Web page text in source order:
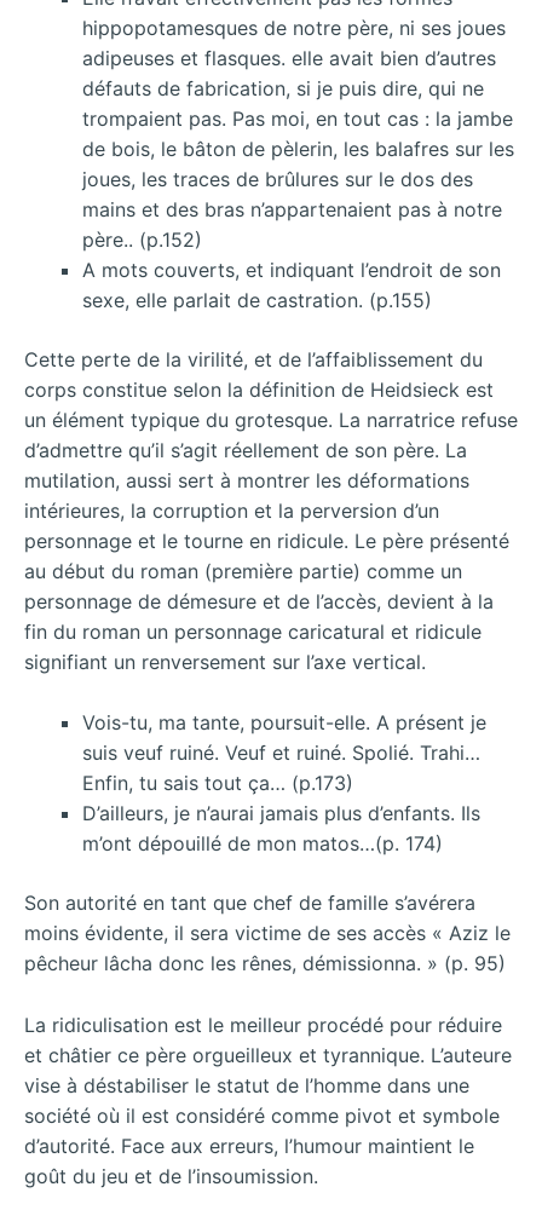
hippopotamesques de notre père, ni ses joues
adipeuses et flasques. elle avait bien d’autres
défauts de fabrication, si je puis dire, qui ne
trompaient pas. Pas moi, en tout cas : la jambe
de bois, le bâton de pèlerin, les balafres sur les
joues, les traces de brûlures sur le dos des
mains et des bras n’appartenaient pas à notre
père.. (p.152)
A mots couverts, et indiquant l’endroit de son
sexe, elle parlait de castration. (p.155)
Cette perte de la virilité, et de l’affaiblissement du
corps constitue selon la définition de Heidsieck est
un élément typique du grotesque. La narratrice refuse
d’admettre qu’il s’agit réellement de son père. La
mutilation, aussi sert à montrer les déformations
intérieures, la corruption et la perversion d’un
personnage et le tourne en ridicule. Le père présenté
au début du roman (première partie) comme un
personnage de démesure et de l’accès, devient à la
fin du roman un personnage caricatural et ridicule
signifiant un renversement sur l’axe vertical.
Vois-tu, ma tante, poursuit-elle. A présent je
suis veuf ruiné. Veuf et ruiné. Spolié. Trahi…
Enfin, tu sais tout ça… (p.173)
D’ailleurs, je n’aurai jamais plus d’enfants. Ils
m’ont dépouillé de mon matos…(p. 174)
Son autorité en tant que chef de famille s’avérera
moins évidente, il sera victime de ses accès « Aziz le
pêcheur lâcha donc les rênes, démissionna. » (p. 95)
La ridiculisation est le meilleur procédé pour réduire
et châtier ce père orgueilleux et tyrannique. L’auteure
vise à déstabiliser le statut de l’homme dans une
société où il est considéré comme pivot et symbole
d’autorité. Face aux erreurs, l’humour maintient le
goût du jeu et de l’insoumission.